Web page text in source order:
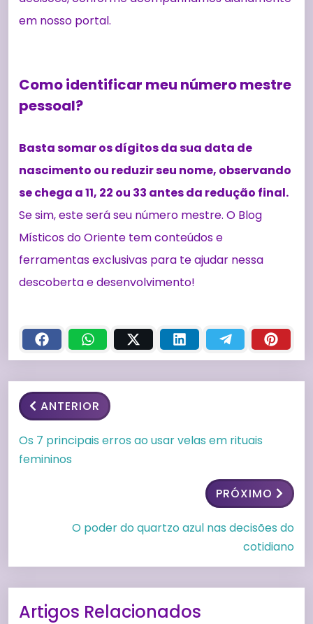
em nosso portal.
Como identificar meu número mestre
pessoal?
Basta somar os dígitos da sua data de
nascimento ou reduzir seu nome, observando
se chega a 11, 22 ou 33 antes da redução final.
Se sim, este será seu número mestre. O Blog
Místicos do Oriente tem conteúdos e
ferramentas exclusivas para te ajudar nessa
descoberta e desenvolvimento!
ANTERIOR
Os 7 principais erros ao usar velas em rituais
femininos
PRÓXIMO
O poder do quartzo azul nas decisões do
cotidiano
Artigos Relacionados